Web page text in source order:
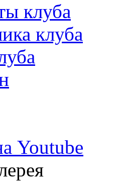
клуба
клуба
Youtube